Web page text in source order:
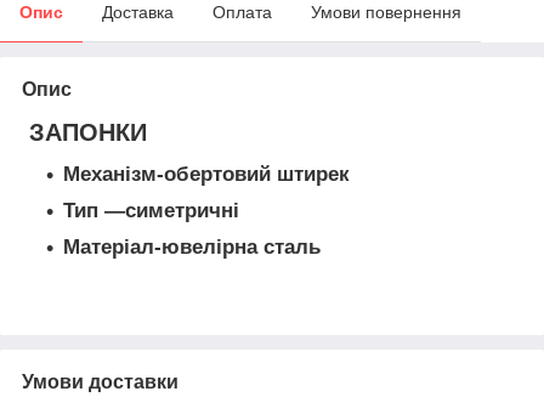
Опис Доставка Оплата Умови повернення
Опис
ЗАПОНКИ
Механізм-обертовий штирек
Тип —симетричні
Матеріал-ювелірна сталь
Умови доставки